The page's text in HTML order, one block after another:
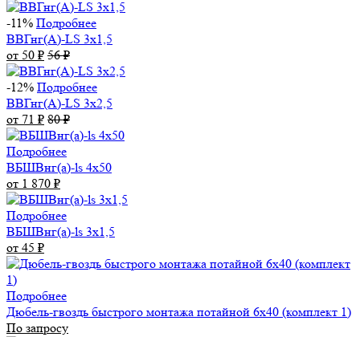
-11% Подробнее
ВВГнг(А)-LS 3х1,5
от 50 ₽ 56₽
-12% Подробнее
ВВГнг(А)-LS 3х2,5
от 71 ₽ 80₽
Подробнее
ВБШВнг(а)-ls 4x50
от 1 870 ₽
Подробнее
ВБШВнг(а)-ls 3х1,5
от 45 ₽
Подробнее
Дюбель-гвоздь быстрого монтажа потайной 6х40 (комплект 1)
По запросу